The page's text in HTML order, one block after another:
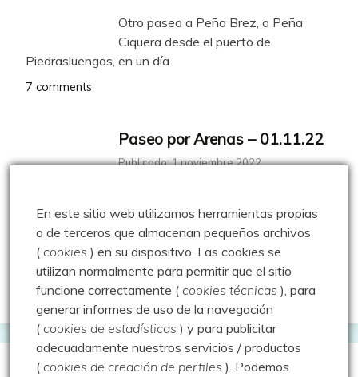
Otro paseo a Peña Brez, o Peña
Ciquera desde el puerto de
Piedrasluengas, en un día
7 comments
Paseo por Arenas – 01.11.22
Publicado: 1 noviembre 2022
Santos para dar una vuelta por
Asturias. Primero un paseo
0 comentarios
En este sitio web utilizamos herramientas propias
o de terceros que almacenan pequeños archivos
(cookies ) en su dispositivo. Las cookies se
utilizan normalmente para permitir que el sitio
funcione correctamente (cookies técnicas ), para
generar informes de uso de la navegación
(cookies de estadísticas ) y para publicitar
adecuadamente nuestros servicios / productos
(cookies de creación de perfiles ). Podemos